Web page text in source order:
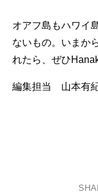
オアフ島もハワイ
ないもの。いまか
れたら、ぜひ
編集担当 山本有